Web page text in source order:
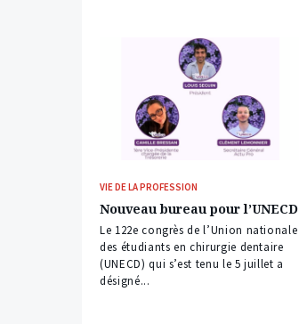
VIE DE LA PROFESSION
Nouveau bureau pour l’UNECD
Le 122e congrès de l’Union nationale
des étudiants en chirurgie dentaire
(UNECD) qui s’est tenu le 5 juillet a
désigné...